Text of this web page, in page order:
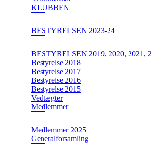
KLUBBEN
BESTYRELSEN 2023-24
BESTYRELSEN 2019, 2020, 2021,
Bestyrelse 2018
Bestyrelse 2017
Bestyrelse 2016
Bestyrelse 2015
Vedtægter
Medlemmer
Medlemmer 2025
Generalforsamling